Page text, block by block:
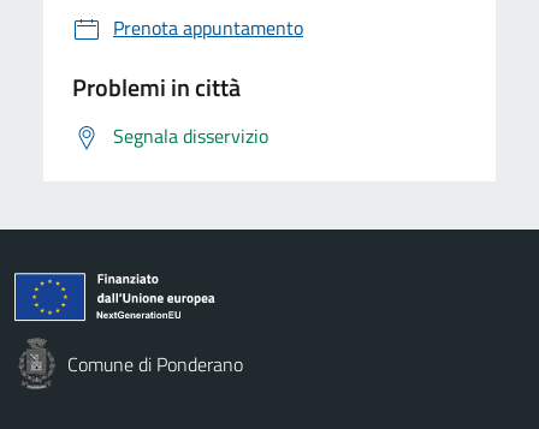
Prenota appuntamento
Problemi in città
Segnala disservizio
Comune di Ponderano